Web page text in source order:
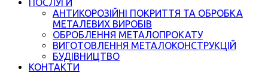
ПОСЛУГИ
АНТИКОРОЗІЙНІ ПОКРИТТЯ ТА ОБРОБКА
МЕТАЛЕВИХ ВИРОБІВ
ОБРОБЛЕННЯ МЕТАЛОПРОКАТУ
ВИГОТОВЛЕННЯ МЕТАЛОКОНСТРУКЦІЙ
БУДІВНИЦТВО
КОНТАКТИ